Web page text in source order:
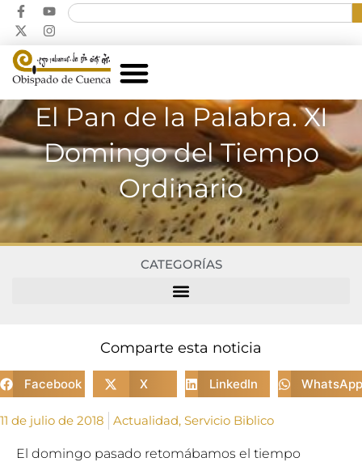
El Pan de la Palabra. XI
Domingo del Tiempo
Ordinario
CATEGORÍAS
Comparte esta noticia
Facebook X LinkedIn WhatsApp
11 de julio de 2018 Actualidad, Servicio Biblico
El domingo pasado retomábamos el tiempo